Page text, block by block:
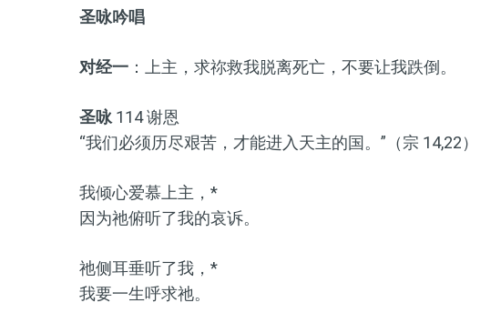
圣咏吟唱
对经一 ：上主，求祢救我脱离死亡，不要让我跌倒。
圣咏114 谢恩
“我们必须历尽艰苦，才能进入天主的国。”（宗 14,22）
我倾心爱慕上主，*
因为祂俯听了我的哀诉。
祂侧耳垂听了我，*
我要一生呼求祂。